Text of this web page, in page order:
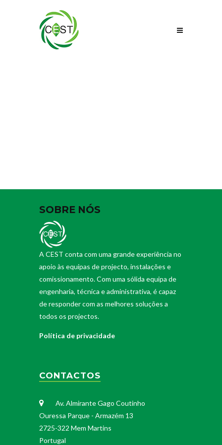
SOBRE NÓS
A CEST conta com uma grande experiência no
apoio às equipas de projecto, instalações e
comissionamento. Com uma sólida equipa de
engenharia, técnica e administrativa, é capaz
de responder com as melhores soluções a
todos os projectos.
Política de privacidade
CONTACTOS
Av. Almirante Gago Coutinho
Ouressa Parque - Armazém 13
2725-322 Mem Martins
Portugal